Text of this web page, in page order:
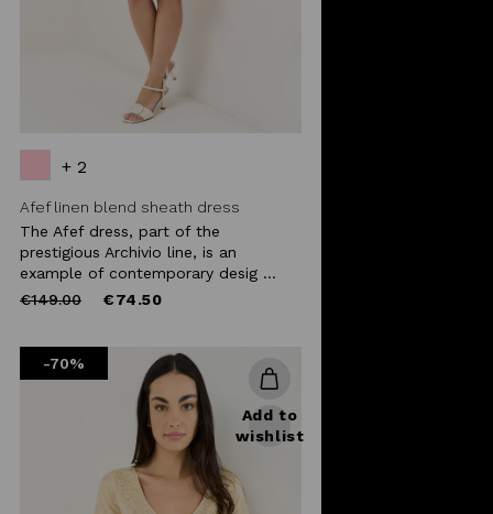
+ 2
Afef linen blend sheath dress
The Afef dress, part of the
prestigious Archivio line, is an
example of contemporary desig ...
Price
€149.00to €74.50
-70%
Add to
wishlist